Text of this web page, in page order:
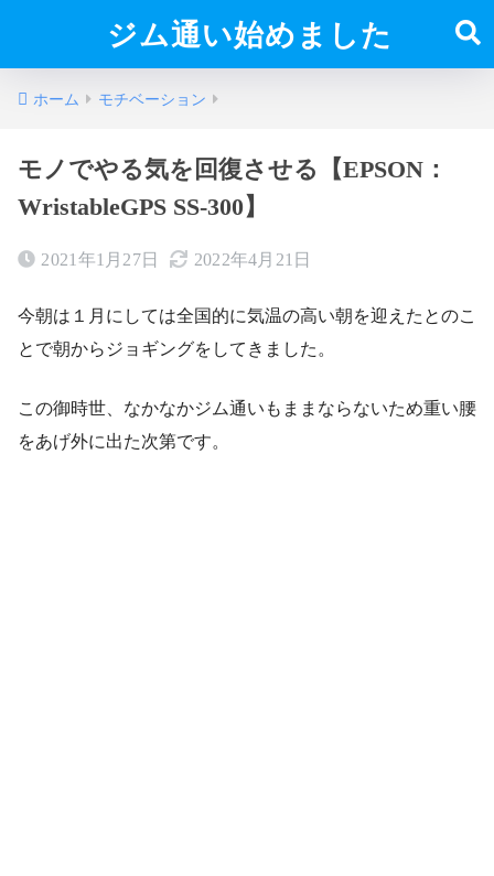
ジム通い始めました
ホーム モチベーション
モノでやる気を回復させる【EPSON：
WristableGPS SS-300】
2021年1月27日 2022年4月21日
今朝は１月にしては全国的に気温の高い朝を迎えたとのこ
とで朝からジョギングをしてきました。
この御時世、なかなかジム通いもままならないため重い腰
をあげ外に出た次第です。